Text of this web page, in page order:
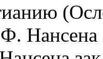
Нансена